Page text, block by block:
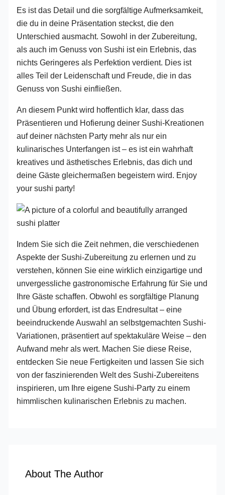
Es ist das Detail und die sorgfältige Aufmerksamkeit,
die du in deine Präsentation steckst, die den
Unterschied ausmacht. Sowohl in der Zubereitung,
als auch im Genuss von Sushi ist ein Erlebnis, das
nichts Geringeres als Perfektion verdient. Dies ist
alles Teil der Leidenschaft und Freude, die in das
Genuss von Sushi einfließen.
An diesem Punkt wird hoffentlich klar, dass das
Präsentieren und Hofierung deiner Sushi-Kreationen
auf deiner nächsten Party mehr als nur ein
kulinarisches Unterfangen ist – es ist ein wahrhaft
kreatives und ästhetisches Erlebnis, das dich und
deine Gäste gleichermaßen begeistern wird. Enjoy
your sushi party!
Indem Sie sich die Zeit nehmen, die verschiedenen
Aspekte der Sushi-Zubereitung zu erlernen und zu
verstehen, können Sie eine wirklich einzigartige und
unvergessliche gastronomische Erfahrung für Sie und
Ihre Gäste schaffen. Obwohl es sorgfältige Planung
und Übung erfordert, ist das Endresultat – eine
beeindruckende Auswahl an selbstgemachten Sushi-
Variationen, präsentiert auf spektakuläre Weise – den
Aufwand mehr als wert. Machen Sie diese Reise,
entdecken Sie neue Fertigkeiten und lassen Sie sich
von der faszinierenden Welt des Sushi-Zubereitens
inspirieren, um Ihre eigene Sushi-Party zu einem
himmlischen kulinarischen Erlebnis zu machen.
About The Author